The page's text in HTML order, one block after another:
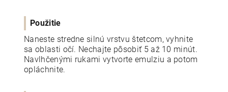
Použitie
Naneste stredne silnú vrstvu štetcom, vyhnite
sa oblasti očí. Nechajte pôsobiť 5 až 10 minút.
Navlhčenými rukami vytvorte emulziu a potom
opláchnite.